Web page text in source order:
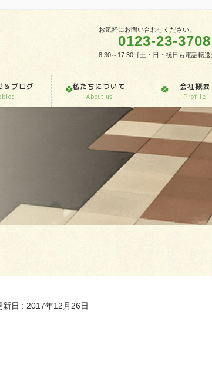
お気軽にお問い合わせください。
0123-23-3708
8:30～17:30［土・日・祝日も電話転送
＆ブログ 私たちについて
About us
会社概要
Profile
新日 : 2017年12月26日